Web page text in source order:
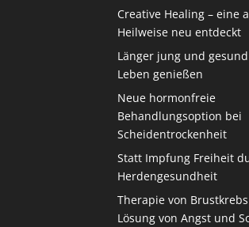
Creative Healing – eine
Heilweise neu entdeckt
Länger jung und
Leben genießen
Neue hormonfreie
Behandlungsoption bei
Scheidentrockenheit
Statt Impfung Freiheit
Herdengesundheit
Therapie von
Lösung von Angst und